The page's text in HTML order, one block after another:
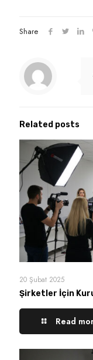
Share
Related posts
20 Şubat 2025
Şirketler İçin
Read